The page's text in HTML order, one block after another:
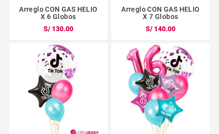
Arreglo CON GAS HELIO
X 6 Globos
S/ 130.00
Arreglo CON GAS HELIO
X 7 Globos
S/ 140.00